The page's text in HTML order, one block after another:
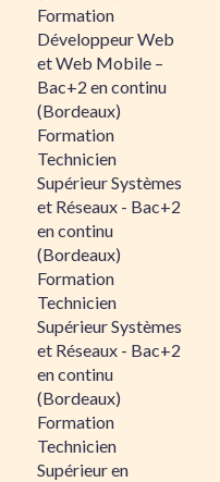
Formation
Développeur Web
et Web Mobile –
Bac+2 en continu
(Bordeaux)
Formation
Technicien
Supérieur Systèmes
et Réseaux - Bac+2
en continu
(Bordeaux)
Formation
Technicien
Supérieur Systèmes
et Réseaux - Bac+2
en continu
(Bordeaux)
Formation
Technicien
Supérieur en